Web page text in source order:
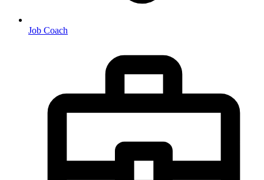
Job Coach